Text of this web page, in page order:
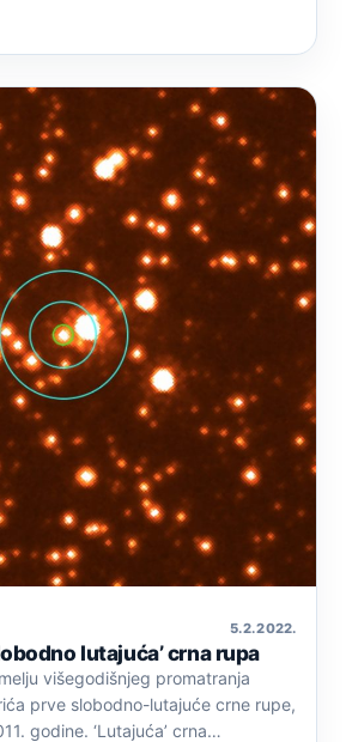
5. 2. 2022.
lutajuća’ crna rupa
višegodišnjeg promatranja
prve slobodno-lutajuće crne rupe,
godine. ‘Lutajuća’ crna…